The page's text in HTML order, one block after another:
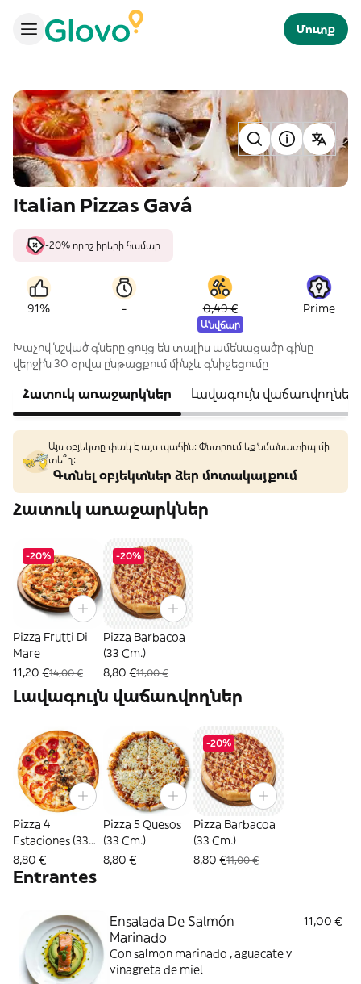
Մուտք
Italian Pizzas Gavá
-20% որոշ իրերի համար
91% - 0,49 €
Անվճար
Prime
Խաչով նշված գները ցույց են տալիս ամենացածր գինը
վերջին 30 օրվա ընթացքում մինչև գնիջեցումը
Հատուկ առաջարկներ Լավագույն վաճառվողներ
Այս օբյեկտը փակ է այս պահին: Փնտրում եք նմանատիպ մի
տե՞ղ։
Գտնել օբյեկտներ ձեր մոտակայքում
Հատուկ առաջարկներ
-20%
Pizza Frutti Di
Mare
11,20 €14,00 €
-20%
Pizza Barbacoa
(33 Cm.)
8,80 €11,00 €
Լավագույն վաճառվողներ
Pizza 4
Estaciones (33
Cm.)
8,80 €
Pizza 5 Quesos
(33 Cm.)
8,80 €
-20%
Pizza Barbacoa
(33 Cm.)
8,80 €11,00 €
Entrantes
Ensalada De Salmón
Marinado
11,00 €
Con salmon marinado , aguacate y
vinagreta de miel